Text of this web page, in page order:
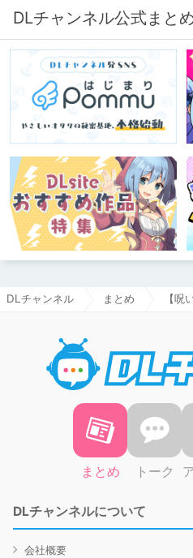
DLチャンネル公式まと
DLチャンネル まとめ 【
まとめ トーク
DLチャンネルについて
会社概要